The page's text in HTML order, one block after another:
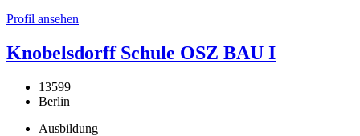
Profil ansehen
Knobelsdorff Schule OSZ BAU I
13599
Berlin
Ausbildung